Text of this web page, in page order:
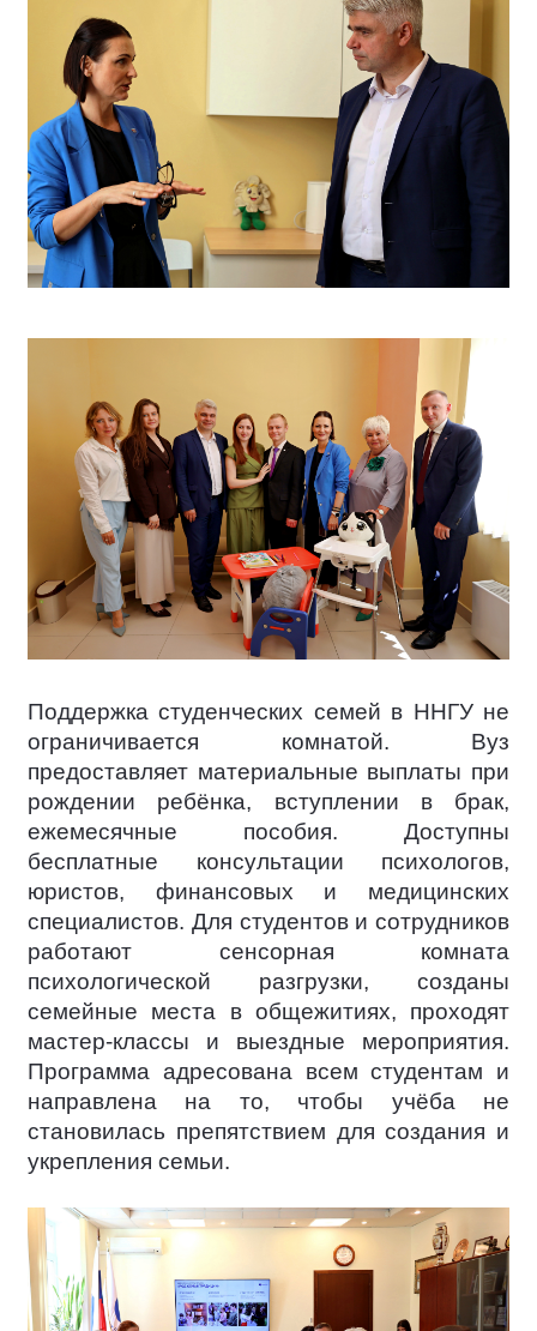
Поддержка студенческих семей в ННГУ не
ограничивается комнатой. Вуз
предоставляет материальные выплаты при
рождении ребёнка, вступлении в брак,
ежемесячные пособия. Доступны
бесплатные консультации психологов,
юристов, финансовых и медицинских
специалистов. Для студентов и сотрудников
работают сенсорная комната
психологической разгрузки, созданы
семейные места в общежитиях, проходят
мастер-классы и выездные мероприятия.
Программа адресована всем студентам и
направлена на то, чтобы учёба не
становилась препятствием для создания и
укрепления семьи.